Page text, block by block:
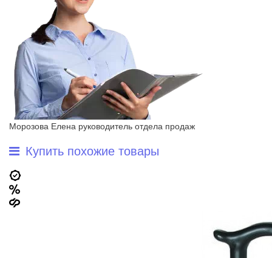
Морозова Елена руководитель отдела продаж
Купить похожие товары